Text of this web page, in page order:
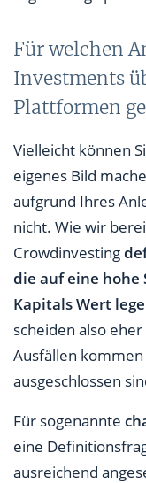
Für welchen
Investments
Plattformen
Vielleicht können
eigenes Bild
aufgrund Ihres
nicht. Wie wir
Crowdinvesting
die auf eine
Kapitals Wert
scheiden also
Ausfällen
ausgeschlossen
Für sogenannte
eine
ausreichend